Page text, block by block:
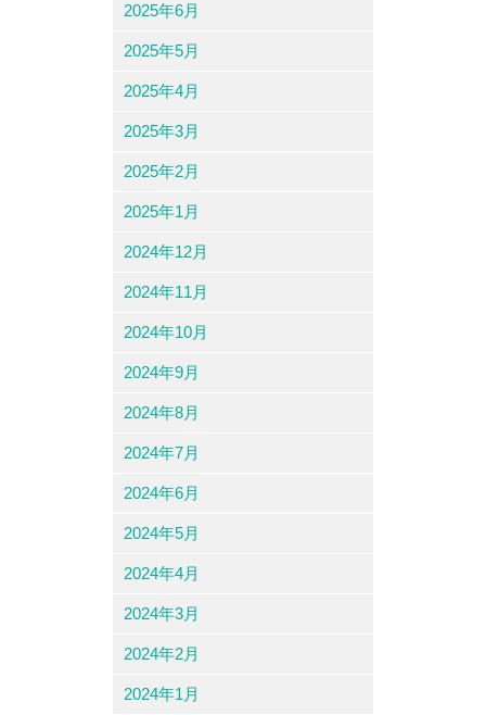
2025年6月
2025年5月
2025年4月
2025年3月
2025年2月
2025年1月
2024年12月
2024年11月
2024年10月
2024年9月
2024年8月
2024年7月
2024年6月
2024年5月
2024年4月
2024年3月
2024年2月
2024年1月